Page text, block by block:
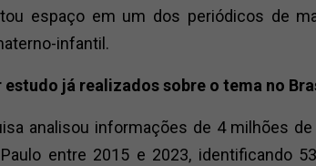
espaço em um dos periódicos de
infantil.
estudo já realizados sobre o tema no
analisou informações de 4 milhões
entre 2015 e 2023, identificando